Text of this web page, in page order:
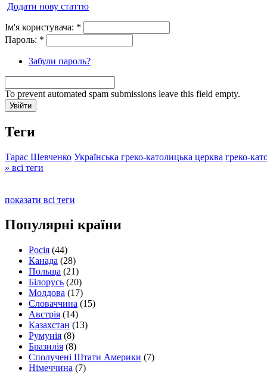
Додати нову статтю
Ім'я користувача: *
Пароль: *
Забули пароль?
To prevent automated spam submissions leave this field empty.
Теги
Тарас Шевченко Українська греко-католицька церква греко-
» всі теги
показати всі теги
Популярні країни
Росія (44)
Канада (28)
Польща (21)
Білорусь (20)
Молдова (17)
Словаччина (15)
Австрія (14)
Казахстан (13)
Румунія (8)
Бразилія (8)
Сполучені Штати Америки (7)
Німеччина (7)